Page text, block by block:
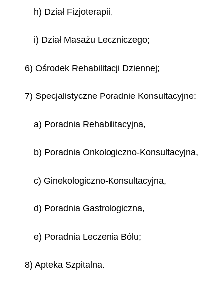
h) Dział Fizjoterapii,
i) Dział Masażu Leczniczego;
6) Ośrodek Rehabilitacji Dziennej;
7) Specjalistyczne Poradnie Konsultacyjne:
a) Poradnia Rehabilitacyjna,
b) Poradnia Onkologiczno-Konsultacyjna,
c) Ginekologiczno-Konsultacyjna,
d) Poradnia Gastrologiczna,
e) Poradnia Leczenia Bólu;
8) Apteka Szpitalna.